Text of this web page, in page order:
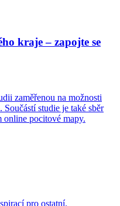
kraje – zapojte se
zaměřenou na možnosti
studie je také sběr
online pocitové mapy.
pro ostatní.